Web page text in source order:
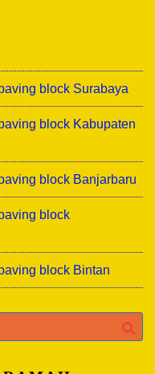
block Surabaya
block Kabupaten
block Banjarbaru
block
block Bintan